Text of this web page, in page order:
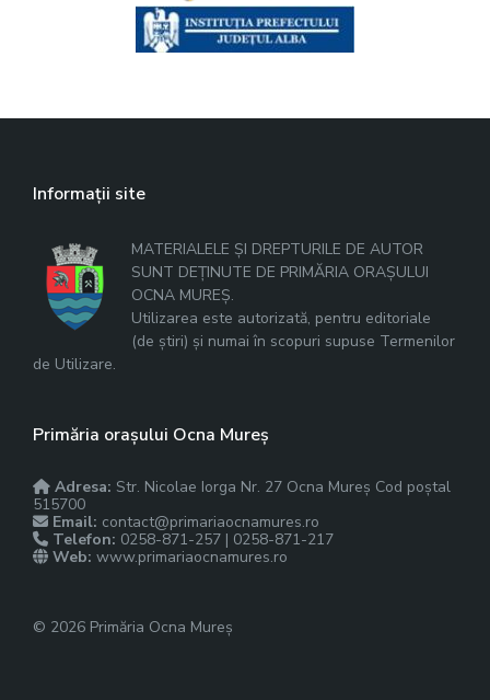
Informații site
MATERIALELE ȘI DREPTURILE DE AUTOR
SUNT DEȚINUTE DE PRIMĂRIA ORAȘULUI
OCNA MUREȘ.
Utilizarea este autorizată, pentru editoriale
(de știri) și numai în scopuri supuse Termenilor
de Utilizare.
Primăria orașului Ocna Mureș
Adresa: Str. Nicolae Iorga Nr. 27 Ocna Mureș Cod poștal
515700
Email: contact@primariaocnamures.ro
Telefon: 0258-871-257 | 0258-871-217
Web: www.primariaocnamures.ro
© 2026 Primăria Ocna Mureș